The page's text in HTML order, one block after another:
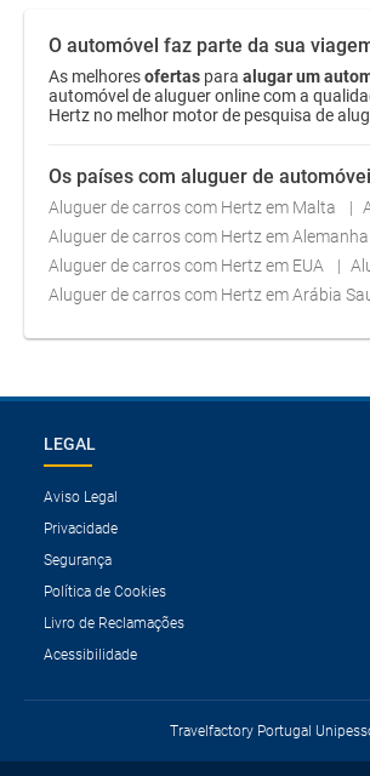
O automóvel faz parte da sua
As melhoresofertas para alugar um
automóvel de aluguer online com a
Hertz no melhor motor de pesquisa de
Os países com aluguer de
Aluguer de carros com Hertz em Malta
Aluguer de carros com Hertz em Alemanha
Aluguer de carros com Hertz em EUA
Aluguer de carros com Hertz em Arábia
LEGAL
Aviso Legal
Privacidade
Segurança
Política de Cookies
Livro de Reclamações
Acessibilidade
Travelfactory Portugal